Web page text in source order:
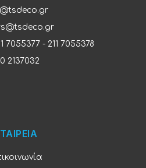
7055377- 211 7055378
2137032